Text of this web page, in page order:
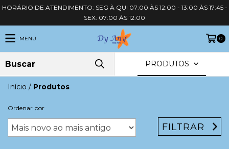
HORÁRIO DE ATENDIMENTO: SEG À QUI 07:00 ÀS 12:00 - 13:00 ÀS 17:45 -
SEX: 07:00 ÀS 12:00
MENU 0
PRODUTOS
Início / Produtos
Ordenar por
FILTRAR